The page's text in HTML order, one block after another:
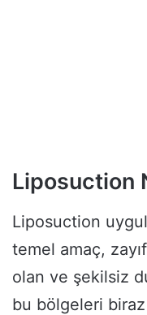
Liposuction
Liposuction
temel amaç,
olan ve şekilsiz
bu bölgeleri